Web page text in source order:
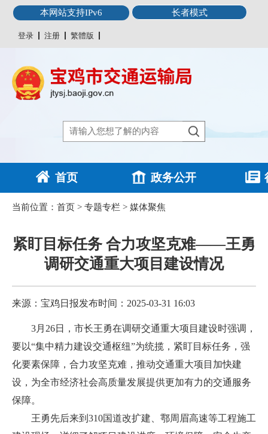
本网站支持IPv6 长者模式
登录 注册 繁體版
首页 政务公开
当前位置： 首页 > 专题专栏 > 媒体聚焦
紧盯目标任务 合力攻坚克难——王勇
调研交通重大项目建设情况
来源：宝鸡日报发布时间：2025-03-31 16:03
3月26日，市长王勇在调研交通重大项目建设时强调，
要以“集中精力建设交通枢纽”为统揽，紧盯目标任务，强
化要素保障，合力攻坚克难，推动交通重大项目加快建
设，为全市经济社会高质量发展提供更加有力的交通服务
保障。
王勇先后来到310国道改扩建、鄠周眉高速等工程施工